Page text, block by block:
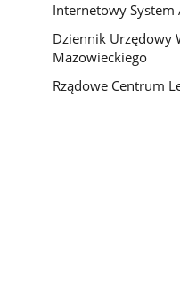
Internetowy System
Dziennik Urzędowy
Mazowieckiego
Rządowe Centrum